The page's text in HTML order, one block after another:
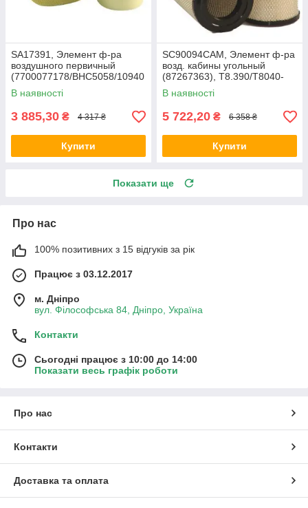
SA17391, Элемент ф-ра
воздушного первичный
(7700077178/BHC5058/10940
05), Claas AXION 850-810
В наявності
3 885,30 ₴ 4 317 ₴
Купити
SC90094CAM, Элемент ф-ра
возд. кабины угольный
(87267363), T8.390/T8040-
50/SPX3320/Mag.340
В наявності
5 722,20 ₴ 6 358 ₴
Купити
Показати ще
Про нас
100% позитивних з 15 відгуків за рік
Працює з 03.12.2017
м. Дніпро
вул. Філософська 84, Дніпро, Україна
Контакти
Сьогодні працює з 10:00 до 14:00
Показати весь графік роботи
Про нас
Контакти
Доставка та оплата